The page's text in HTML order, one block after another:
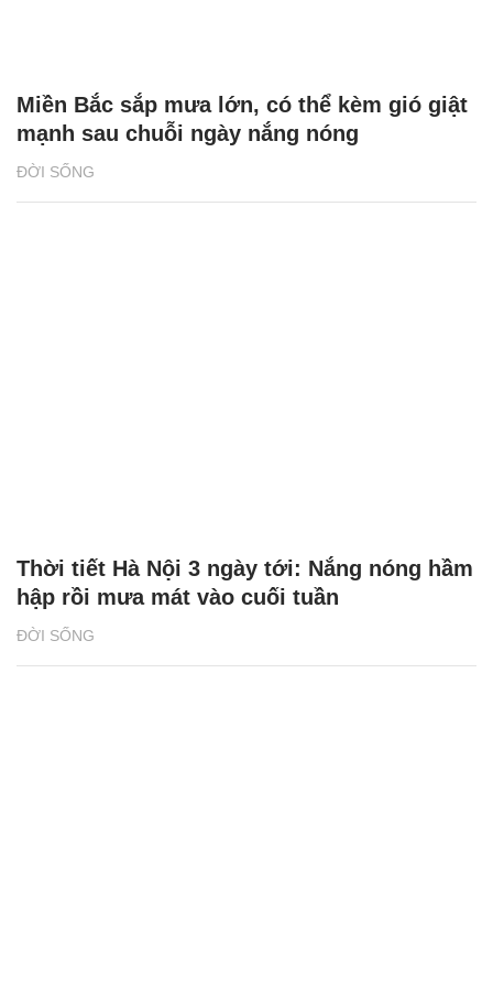
ĐỜI SỐNG
Miền Bắc sắp mưa lớn, có thể kèm gió giật
mạnh sau chuỗi ngày nắng nóng
ĐỜI SỐNG
Thời tiết Hà Nội 3 ngày tới: Nắng nóng hầm
hập rồi mưa mát vào cuối tuần